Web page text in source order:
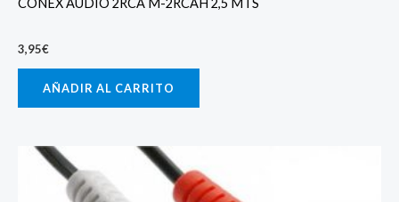
3,95€
AÑADIR AL CARRITO